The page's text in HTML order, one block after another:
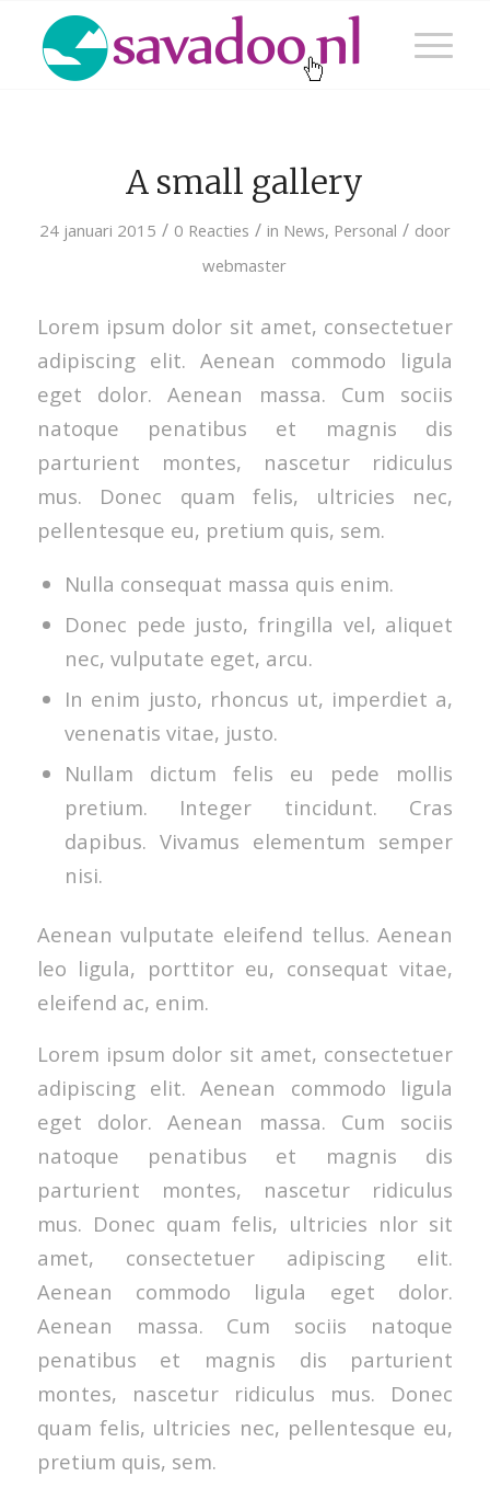
A small gallery
24 januari 2015 / 0 Reacties / in News, Personal / door
webmaster
Lorem ipsum dolor sit amet, consectetuer
adipiscing elit. Aenean commodo ligula
eget dolor. Aenean massa. Cum sociis
natoque penatibus et magnis dis
parturient montes, nascetur ridiculus
mus. Donec quam felis, ultricies nec,
pellentesque eu, pretium quis, sem.
Nulla consequat massa quis enim.
Donec pede justo, fringilla vel, aliquet
nec, vulputate eget, arcu.
In enim justo, rhoncus ut, imperdiet a,
venenatis vitae, justo.
Nullam dictum felis eu pede mollis
pretium. Integer tincidunt. Cras
dapibus. Vivamus elementum semper
nisi.
Aenean vulputate eleifend tellus. Aenean
leo ligula, porttitor eu, consequat vitae,
eleifend ac, enim.
Lorem ipsum dolor sit amet, consectetuer
adipiscing elit. Aenean commodo ligula
eget dolor. Aenean massa. Cum sociis
natoque penatibus et magnis dis
parturient montes, nascetur ridiculus
mus. Donec quam felis, ultricies nlor sit
amet, consectetuer adipiscing elit.
Aenean commodo ligula eget dolor.
Aenean massa. Cum sociis natoque
penatibus et magnis dis parturient
montes, nascetur ridiculus mus. Donec
quam felis, ultricies nec, pellentesque eu,
pretium quis, sem.